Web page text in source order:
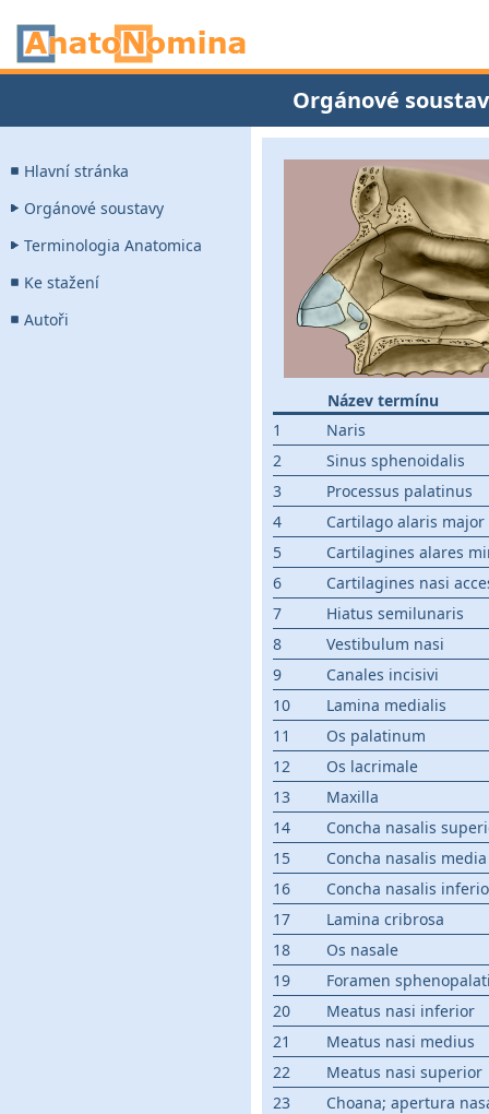
Orgánové
Hlavní stránka
Orgánové soustavy
Terminologia Anatomica
Ke stažení
Autoři
Název termínu
1
Naris
2
Sinus sphenoidalis
3
Processus palatinus
4
Cartilago alaris major
5
Cartilagines alares
6
Cartilagines nasi
7
Hiatus semilunaris
8
Vestibulum nasi
9
Canales incisivi
10
Lamina medialis
11
Os palatinum
12
Os lacrimale
13
Maxilla
14
Concha nasalis
15
Concha nasalis media
16
Concha nasalis
17
Lamina cribrosa
18
Os nasale
19
Foramen
20
Meatus nasi inferior
21
Meatus nasi medius
22
Meatus nasi superior
23
Choana; apertura